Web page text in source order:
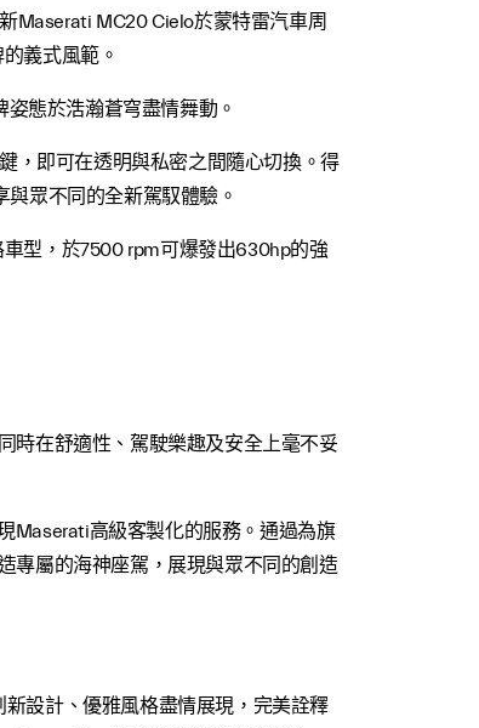
Maserati MC20 Cielo於蒙特雷汽車周
義式風範。
態於浩瀚蒼穹盡情舞動。
，即可在透明與私密之間隨心切換。得
眾不同的全新駕馭體驗。
型，於7500 rpm可爆發出630hp的強
時在舒適性、駕駛樂趣及安全上毫不妥
Maserati高級客製化的服務。通過為旗
專屬的海神座駕，展現與眾不同的創造
設計、優雅風格盡情展現，完美詮釋